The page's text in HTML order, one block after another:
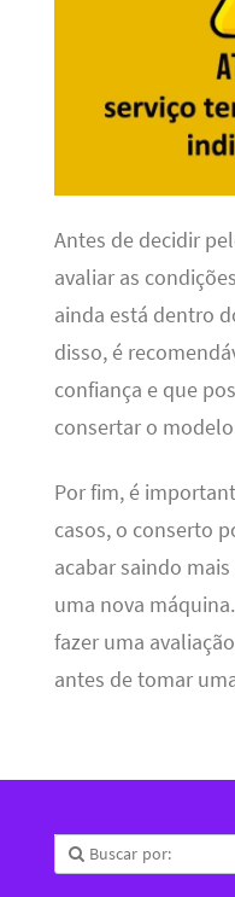
Antes de decidir
avaliar as
ainda está dentro
disso, é
confiança e que
consertar o
Por fim, é
casos, o conserto
acabar saindo
uma nova
fazer uma
antes de tomar